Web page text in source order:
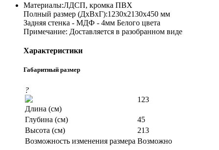
Материалы:ЛДСП, кромка ПВХ
Полный размер (ДхВхГ):1230х2130х450 мм
Задняя стенка - МДФ - 4мм Белого цвета
Примечание: Доставляется в разобранном виде
Характеристики
Габаритный размер
?
Длина (см)
123
Глубина (см)
45
Высота (см)
213
Возможность изменения размера Возможно